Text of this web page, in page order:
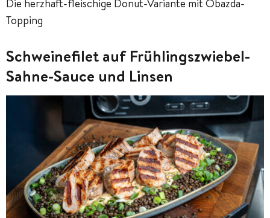
Die herzhaft-fleischige Donut-Variante mit Obazda-
Topping
Schweinefilet auf Frühlingszwiebel-
Sahne-Sauce und Linsen